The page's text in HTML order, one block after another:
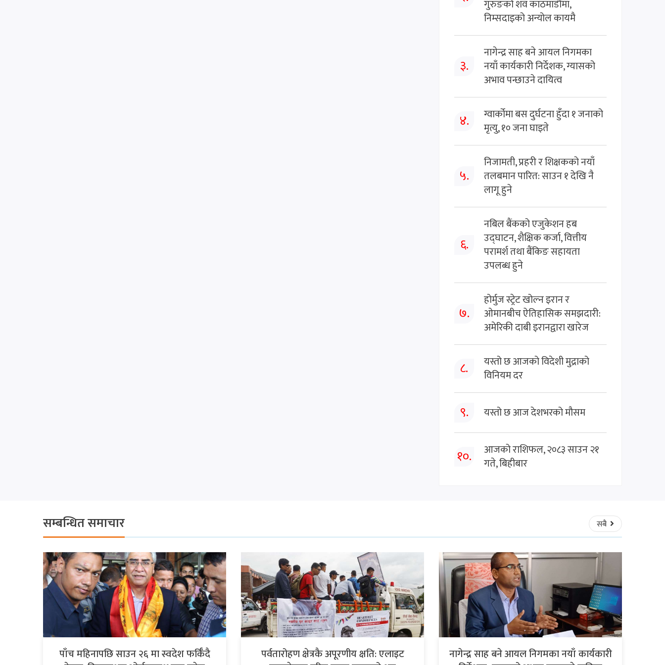
गुरुङको शव काठमाडौँमा,
निम्सदाइको अन्योल कायमै
३.
नागेन्द्र साह बने आयल निगमका
नयाँ कार्यकारी निर्देशक, ग्यासको
अभाव पन्छाउने दायित्व
४.
ग्वार्कोमा बस दुर्घटना हुँदा १ जनाको
मृत्यु, १० जना घाइते
५.
निजामती, प्रहरी र शिक्षकको नयाँ
तलबमान पारित: साउन १ देखि नै
लागू हुने
६.
नबिल बैंकको एजुकेशन हब
उद्घाटन, शैक्षिक कर्जा, वित्तीय
परामर्श तथा बैंकिङ सहायता
उपलब्ध हुने
७.
होर्मुज स्ट्रेट खोल्न इरान र
ओमानबीच ऐतिहासिक समझदारी:
अमेरिकी दाबी इरानद्वारा खारेज
८.
यस्तो छ आजको विदेशी मुद्राको
विनियम दर
९. यस्तो छ आज देशभरको मौसम
१०.
आजको राशिफल, २०८३ साउन २१
गते, बिहीबार
सम्बन्धित समाचार सबै
पाँच महिनापछि साउन २६ मा स्वदेश फर्किँदै
पर्वतारोहण क्षेत्रकै अपूरणीय क्षति: एलाइट
नागेन्द्र साह बने आयल निगमका नयाँ कार्यकारी